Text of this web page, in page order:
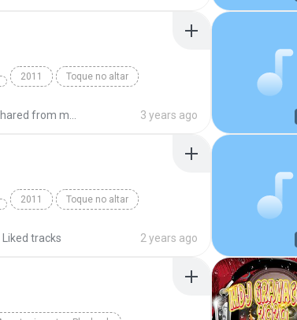
2011 Toque no altar
3 years ago
2011 Toque no altar
Liked tracks 2 years ago